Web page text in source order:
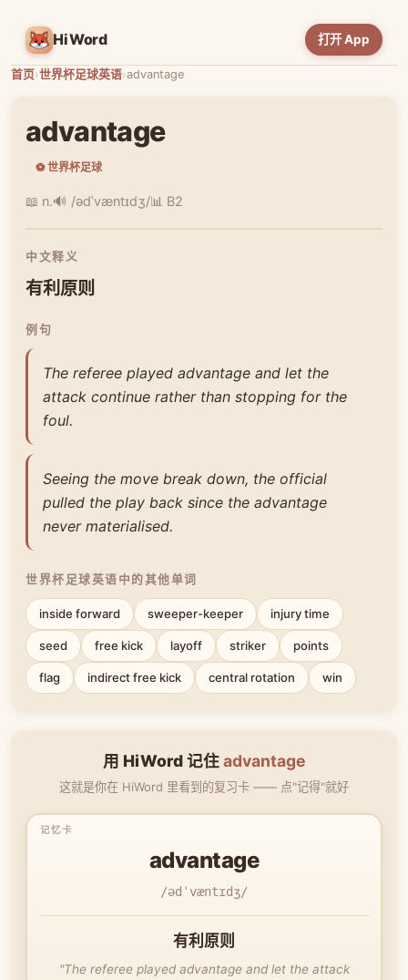
HiWord 打开 App
首页›世界杯足球英语›advantage
advantage
⚽ 世界杯足球
📖 n.🔊 /ədˈvæntɪdʒ/📊 B2
中文释义
有利原则
例句
The referee played advantage and let the
attack continue rather than stopping for the
foul.
Seeing the move break down, the official
pulled the play back since the advantage
never materialised.
世界杯足球英语中的其他单词
inside forward sweeper-keeper injury time
seed free kick layoff striker points
flag indirect free kick central rotation win
用 HiWord 记住advantage
这就是你在 HiWord 里看到的复习卡 —— 点"记得"就好
advantage
/ədˈvæntɪdʒ/
有利原则
"The referee played advantage and let the attack